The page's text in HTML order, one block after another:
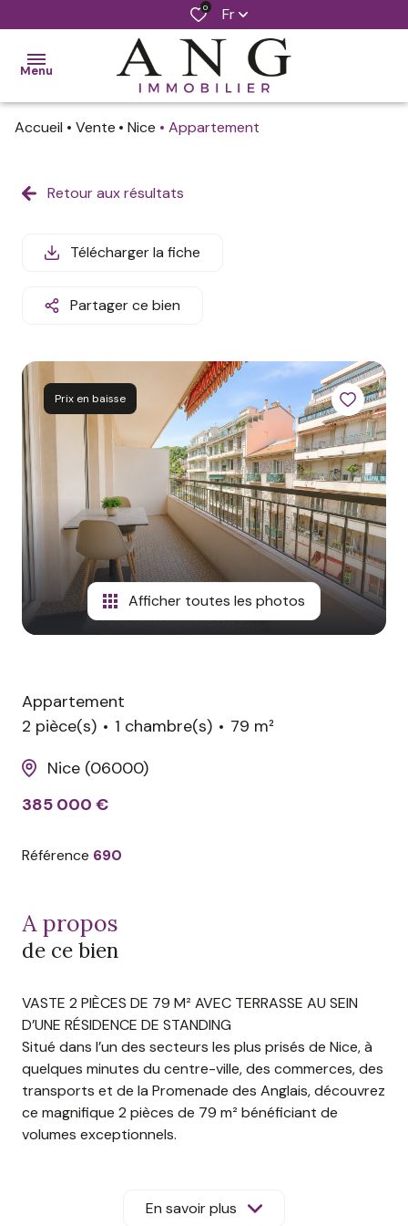
0 Fr
Menu
ventes
mon
bien
avis
clients
contact
Accueil Vente Nice Appartement
Retour aux résultats
Télécharger la fiche
Partager ce bien
Prix en baisse
Afficher toutes les photos
Appartement
2 pièce(s)
1 chambre(s)
79 m²
Nice (06000)
385 000 €
Référence 690
a propos
de ce bien
VASTE 2 PIÈCES DE 79 M² AVEC TERRASSE AU SEIN
D’UNE RÉSIDENCE DE STANDING
Situé dans l’un des secteurs les plus prisés de Nice, à
quelques minutes du centre-ville, des commerces, des
transports et de la Promenade des Anglais, découvrez
ce magnifique 2 pièces de 79 m² bénéficiant de
volumes exceptionnels.
appartement séduit dès l’entrée par ses espaces
généreux et sa distribution particulièrement
En savoir plus